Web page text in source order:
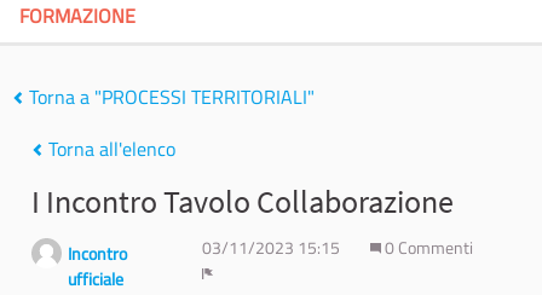
FORMAZIONE
Torna a "PROCESSI TERRITORIALI"
Torna all'elenco
I Incontro Tavolo Collaborazione
Incontro
ufficiale
03/11/2023 15:15
0 Commenti